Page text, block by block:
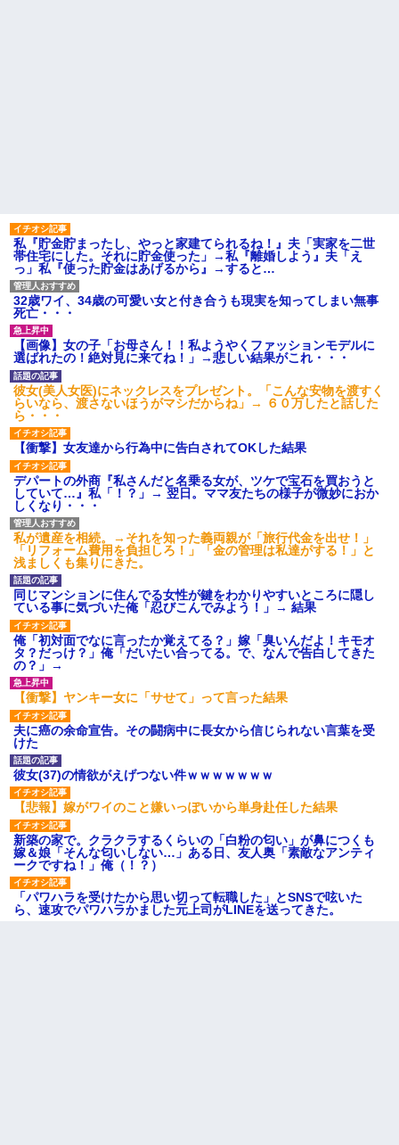
触らないでよ！」キチママ『そ
こに金庫があったから、開けて
みようとしただけ☆』義兄「泥
は出てけ！二度と来るな！」結
果・・・
私「初めて飲む味だけどなん
のお茶？」彼「ちっ！」私「」
【GIF】JSのカンチョーワロ
後続車にクラクションを鳴ら
され彼氏が逆切れ。「何クラク
ション鳴らしてんだ！降りてこ
いよ！」と怒鳴りだし...
【衝撃】報酬100万円超の治験
募集がこちらｗｗｗｗｗ(※画像
あり)
【ネット騒然】惨殺されたタ
ワマン頂き女子のこの動画、す
げえええええｗｗｗｗｗｗｗｗ
ｗｗｗ
【愕然】白のクラウン俺氏、
高速道路左車線を制限速度で走
った結果wwwwwwwwwwww
百年の恋12-899 食べた量を
張り合ってくる
【悲報】佐藤輝明・・・２軍
でも盛大にやらかす←あまり悲
しませないでくれ
私『貯金貯まったし、やっと家建てられるね！』夫「実家を二世
帯住宅にした。それに貯金使った」→私『離婚しよう』夫「え
っ」私『使った貯金はあげるから』→すると…
32歳ワイ、34歳の可愛い女と付き合うも現実を知ってしまい無事
死亡・・・
【画像】女の子「お母さん！！私ようやくファッションモデルに
選ばれたの！絶対見に来てね！」→悲しい結果がこれ・・・
彼女(美人女医)にネックレスをプレゼント。「こんな安物を渡すく
らいなら、渡さないほうがマシだからね」→ ６０万したと話した
ら・・・
【衝撃】女友達から行為中に告白されてOKした結果
デパートの外商『私さんだと名乗る女が、ツケで宝石を買おうと
していて…』私「！？」→ 翌日。ママ友たちの様子が微妙におか
しくなり・・・
私が遺産を相続。→それを知った義両親が「旅行代金を出せ！」
「リフォーム費用を負担しろ！」「金の管理は私達がする！」と
浅ましくも集りにきた。
同じマンションに住んでる女性が鍵をわかりやすいところに隠し
ている事に気づいた俺「忍びこんでみよう！」→ 結果
俺「初対面でなに言ったか覚えてる？」嫁「臭いんだよ！キモオ
タ？だっけ？」俺「だいたい合ってる。で、なんで告白してきた
の？」→
【衝撃】ヤンキー女に「サせて」って言った結果
夫に癌の余命宣告。その闘病中に長女から信じられない言葉を受
けた
彼女(37)の情欲がえげつない件ｗｗｗｗｗｗｗ
【悲報】嫁がワイのこと嫌いっぽいから単身赴任した結果
新築の家で。クラクラするくらいの「白粉の匂い」が鼻につくも
嫁＆娘「そんな匂いしない…」ある日、友人奥「素敵なアンティ
ークですね！」俺（！？）
「パワハラを受けたから思い切って転職した」とSNSで呟いた
ら、速攻でパワハラかました元上司がLINEを送ってきた。